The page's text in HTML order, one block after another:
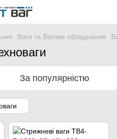
Ваги та Вагове обладнання
За популярністю